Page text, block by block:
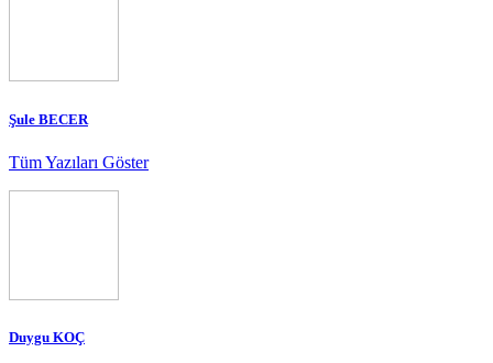
Şule BECER
Tüm Yazıları Göster
Duygu KOÇ